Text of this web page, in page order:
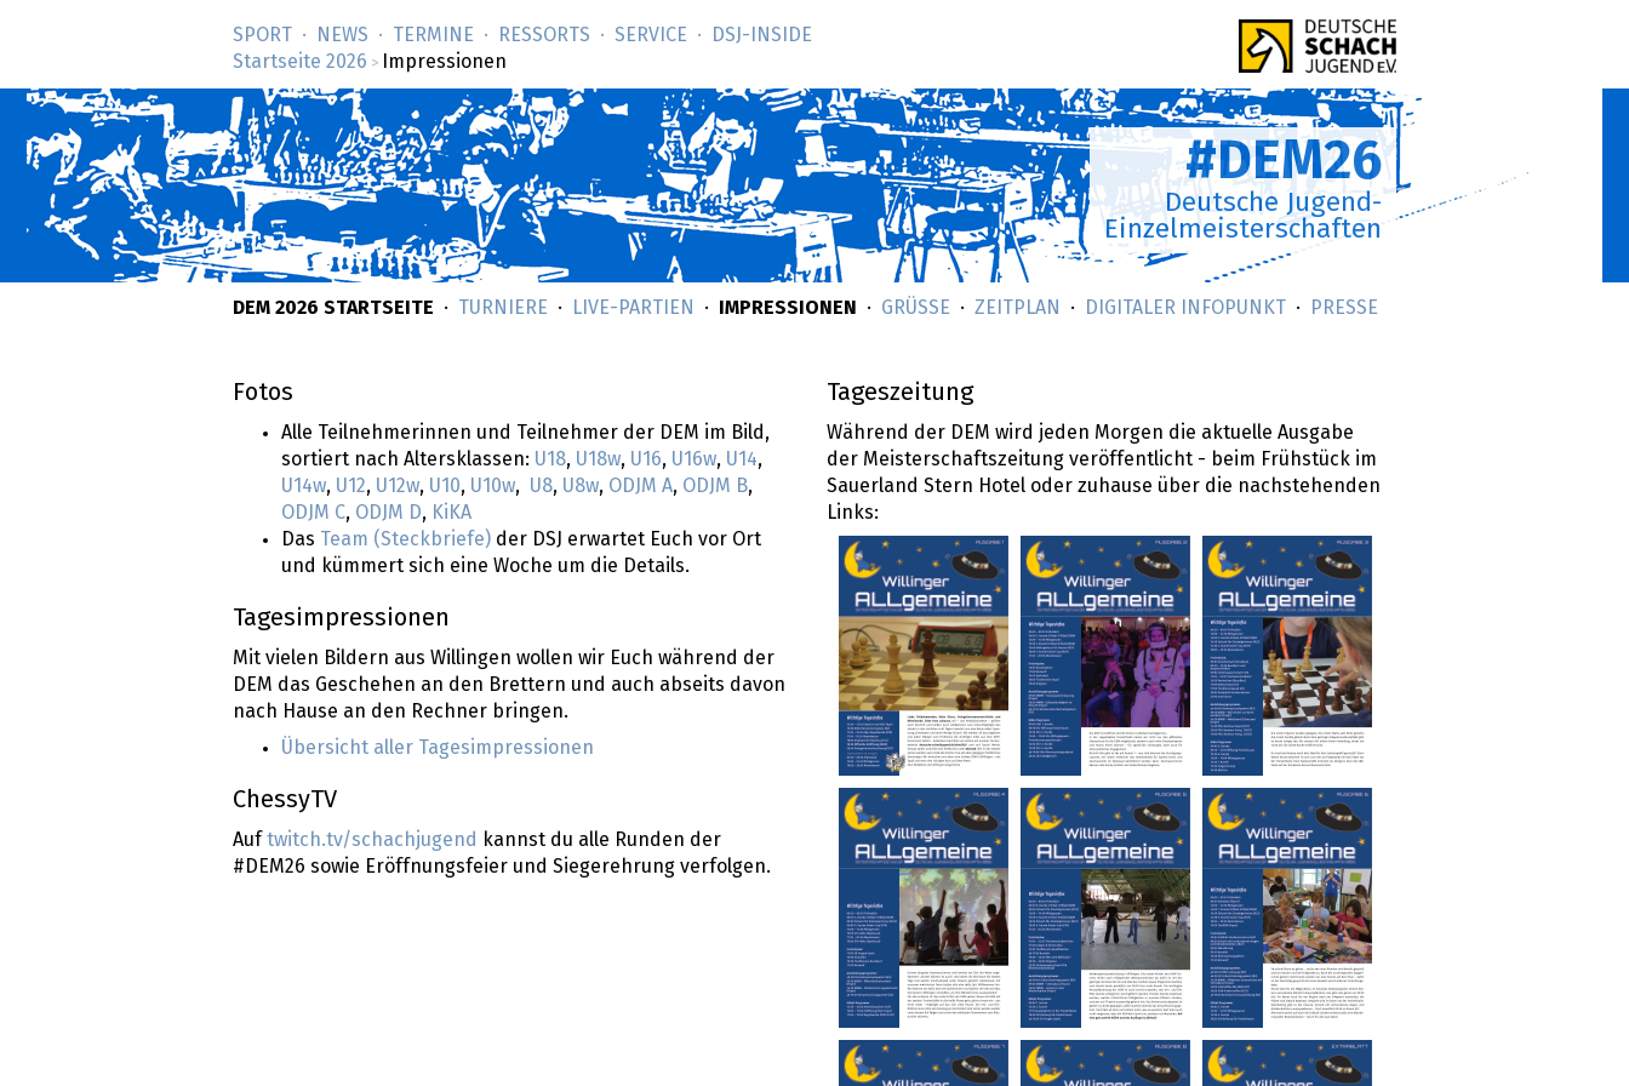
SPORT NEWS TERMINE RESSORTS SERVICE
DSJ-­INSIDE
Startseite 2026 > Impressionen
#DEM26
Deutsche Jugend-
Einzelmeisterschaften
DEM 2026 STARTSEITE TURNIERE LIVE-PARTIEN IMPRESSIONEN GRÜSSE ZEITPLAN DIGITALER INFOPUNKT PRESSE
Fotos
Alle Teilnehmerinnen und Teilnehmer der DEM im Bild,
sortiert nach Altersklassen: U18, U18w, U16, U16w, U14,
U14w, U12, U12w, U10, U10w, U8, U8w, ODJM A, ODJM B,
ODJM C, ODJM D, KiKA
Das Team (Steckbriefe) der DSJ erwartet Euch vor Ort
und kümmert sich eine Woche um die Details.
Tagesimpressionen
Mit vielen Bildern aus Willingen wollen wir Euch während der
DEM das Geschehen an den Brettern und auch abseits davon
nach Hause an den Rechner bringen.
Übersicht aller Tagesimpressionen
ChessyTV
Auf twitch.tv/schachjugend
kannst du alle Runden der
#DEM26 sowie Eröffnungsfeier und Siegerehrung verfolgen.
Tageszeitung
Während der DEM wird jeden Morgen die aktuelle Ausgabe
der Meisterschaftszeitung veröffentlicht - beim Frühstück im
Sauerland Stern Hotel oder zuhause über die nachstehenden
Links: